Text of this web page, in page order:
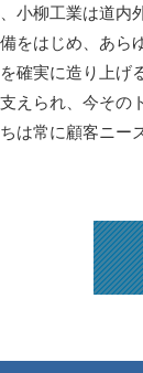
小柳工業は道内
をはじめ、あら
確実に造り上げ
えられ、今その
は常に顧客ニー